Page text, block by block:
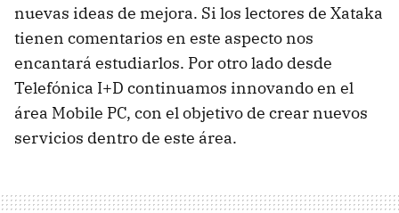
nuevas ideas de mejora. Si los lectores de Xataka
tienen comentarios en este aspecto nos
encantará estudiarlos. Por otro lado desde
Telefónica I+D continuamos innovando en el
área Mobile PC, con el objetivo de crear nuevos
servicios dentro de este área.